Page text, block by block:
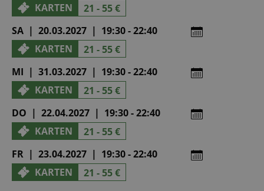
KARTEN
21 - 55 €
SA | 20.03.2027 | 19:30 - 22:40
KARTEN
21 - 55 €
MI | 31.03.2027 | 19:30 - 22:40
KARTEN
21 - 55 €
DO | 22.04.2027 | 19:30 - 22:40
KARTEN
21 - 55 €
FR | 23.04.2027 | 19:30 - 22:40
KARTEN
21 - 55 €